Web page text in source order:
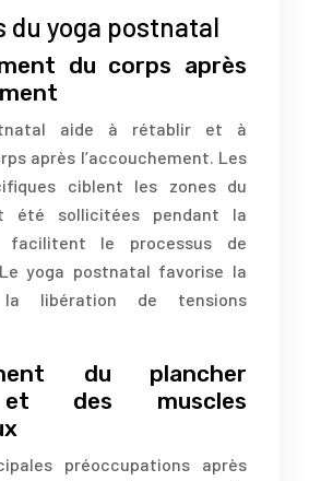
du yoga postnatal
du corps après
aide à rétablir et à
après l’accouchement. Les
ciblent les zones du
été sollicitées pendant la
facilitent le processus de
yoga postnatal favorise la
libération de tensions
du plancher
des muscles
préoccupations après